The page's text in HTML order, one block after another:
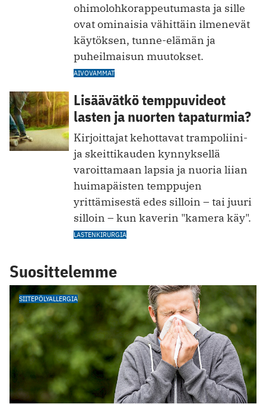
ohimolohkorappeutumasta ja sille
ovat ominaisia vähittäin ilmenevät
käytöksen, tunne-elämän ja
puheilmaisun muutokset.
AIVOVAMMAT
Lisäävätkö temppuvideot
lasten ja nuorten tapaturmia?
Kirjoittajat kehottavat trampoliini-
ja skeittikauden kynnyksellä
varoittamaan lapsia ja nuoria liian
huimapäisten temppujen
yrittämisestä edes silloin – tai juuri
silloin – kun kaverin "kamera käy".
LASTENKIRURGIA
Suosittelemme
SIITEPÖLYALLERGIA